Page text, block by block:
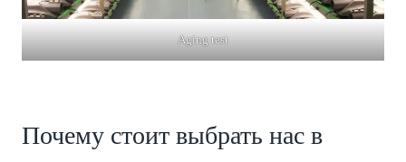
Aging test
Почему стоит выбрать нас в